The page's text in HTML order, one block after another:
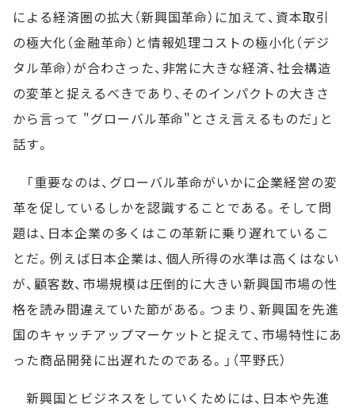
による経済圏の拡大（新興国革命）に加えて、資本取引
の極大化（金融革命）と情報処理コストの極小化（デジ
タル革命）が合わさった、非常に大きな経済、社会構造
の変革と捉えるべきであり、そのインパクトの大きさ
から言って "グローバル革命"とさえ言えるものだ」と
話す。
「重要なのは、グローバル革命がいかに企業経営の変
革を促しているしかを認識することである。そして問
題は、日本企業の多くはこの革新に乗り遅れているこ
とだ。例えば日本企業は、個人所得の水準は高くはない
が、顧客数、市場規模は圧倒的に大きい新興国市場の性
格を読み間違えていた節がある。つまり、新興国を先進
国のキャッチアップマーケットと捉えて、市場特性にあ
った商品開発に出遅れたのである。」（平野氏）
新興国とビジネスをしていくためには、日本や先進